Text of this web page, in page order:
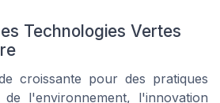
Technologies Vertes
croissante pour des pratiques
de l'environnement, l'innovation